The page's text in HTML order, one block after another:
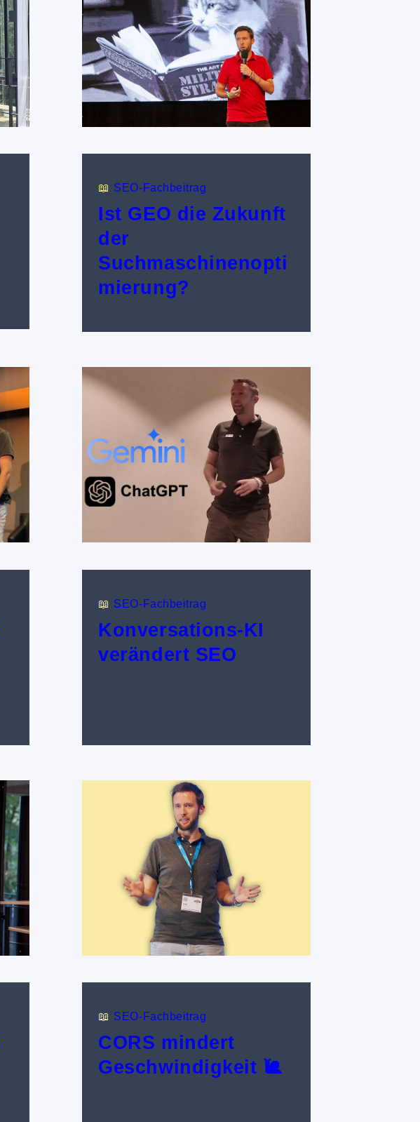
📖 SEO-Fachbeitrag
Ist GEO die Zukunft
der
Suchmaschinenopti
mierung?
📖 SEO-Fachbeitrag
Konversations-KI
verändert SEO
📖 SEO-Fachbeitrag
CORS mindert
Geschwindigkeit 🐌